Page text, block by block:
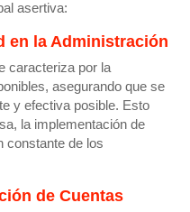
asertiva:
en la Administración
caracteriza por la
asegurando que se
y efectiva posible. Esto
la implementación de
constante de los
de Cuentas